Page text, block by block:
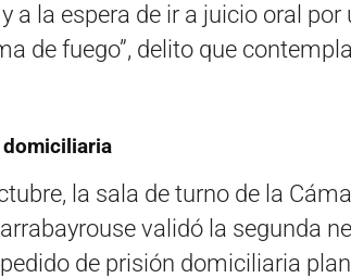
a la espera de ir a juicio oral por
de fuego”, delito que
la sala de turno de la
validó la segunda
de prisión domiciliaria